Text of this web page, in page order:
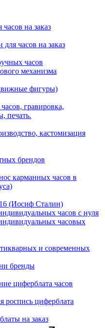
на заказ
часов на заказ
часов
механизма
фигуры)
гравировка,
печать.
кастомизация
брендов
карманных часов в
(Иосиф Сталин)
часов с нуля
часовых
и современных
бренды
циферблата часов
роспись циферблата
на заказ